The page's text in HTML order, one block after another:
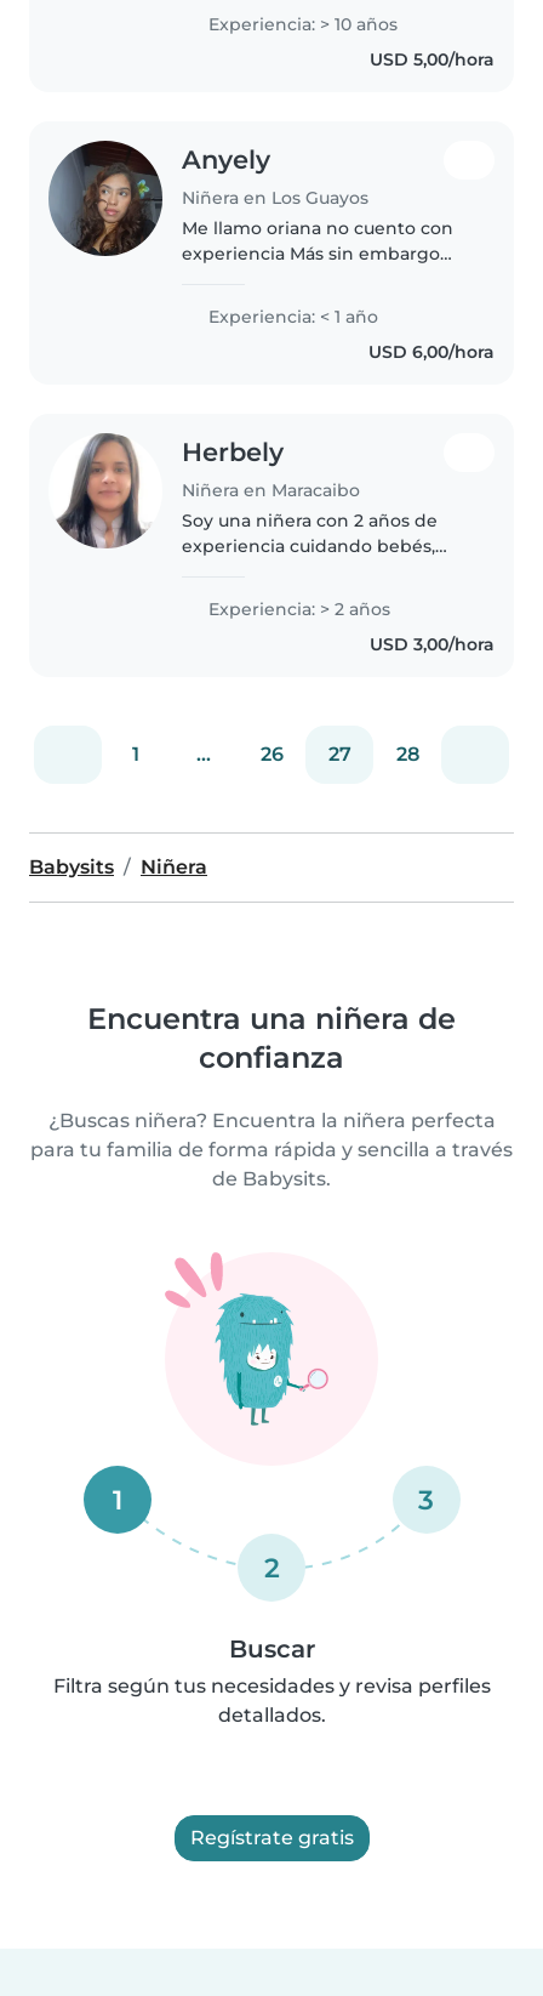
adolescencia, he desarrollado un
especial cariño por las
manualidades, la música y la
Experiencia: > 10 años
USD 5,00/hora
Anyely
Niñera en Los Guayos
Me llamo oriana no cuento con
experiencia Más sin embargo
un bb , tengo 18 y estoy
dispuesta a todo
Experiencia: < 1 año
USD 6,00/hora
Herbely
Niñera en Maracaibo
Soy una niñera con 2 años de
experiencia cuidando bebés,
escolares. Me encanta leer,
dibujar y hacer música con los
más pequeños. Tengo licencia de
Experiencia: > 2 años
USD 3,00/hora
1 ... 26 27 28
Babysits Niñera
Encuentra una niñera de
confianza
¿Buscas niñera? Encuentra la niñera perfecta
para tu familia de forma rápida y sencilla a través
de Babysits.
1
2
3
Buscar
Filtra según tus necesidades y revisa perfiles
detallados.
Regístrate gratis